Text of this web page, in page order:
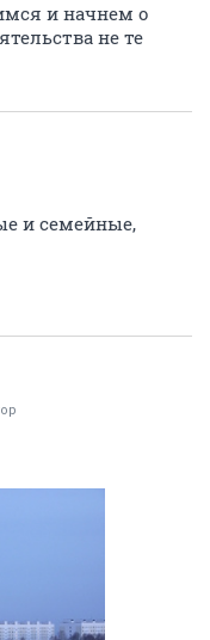
и начнем о
не те
и семейные,